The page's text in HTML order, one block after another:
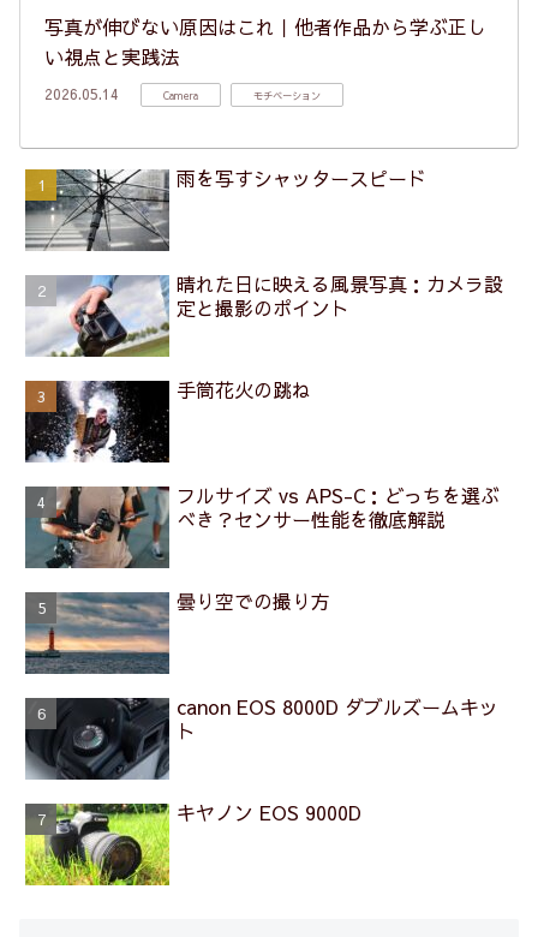
写真が伸びない原因はこれ｜他者作品から学ぶ正し
い視点と実践法
2026.05.14 Camera モチベーション
雨を写すシャッタースピード
晴れた日に映える風景写真：カメラ設
定と撮影のポイント
手筒花火の跳ね
フルサイズ vs APS-C：どっちを選ぶ
べき？センサー性能を徹底解説
曇り空での撮り方
canon EOS 8000D ダブルズームキッ
ト
キヤノン EOS 9000D